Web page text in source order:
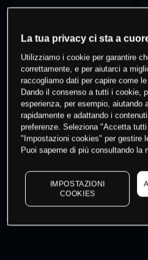
0 % dei clienti hanno
questo prodotto
Fai
I prezzi sono solo indicativi.
dati di mercato
to
La tua privacy ci sta a
Utilizziamo i cookie per garantire
correttamente, e per aiutarci a
raccogliamo dati per capire come
Dando il consenso a tutti i cookie,
esperienza, per esempio, aiutando
rapidamente e adattando i
preferenze. Seleziona "Accetta
"Impostazioni cookies" per gestire
Puoi saperne di più consultando la
IMPOSTAZIONI
COOKIES